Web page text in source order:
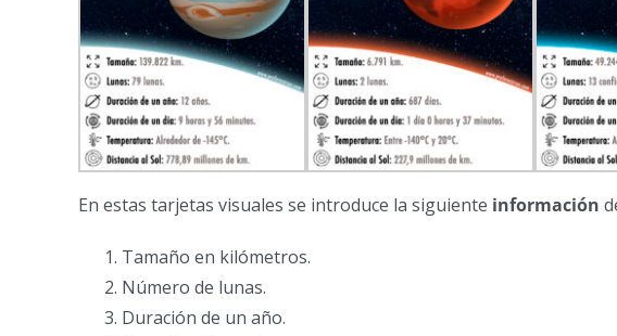
En estas tarjetas visuales se introduce la siguiente información
Tamaño en kilómetros.
Número de lunas.
Duración de un año.